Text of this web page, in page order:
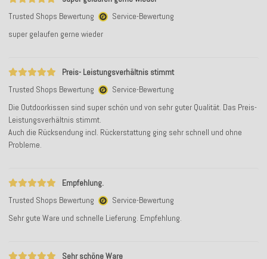
Trusted Shops Bewertung
Service-Bewertung
super gelaufen gerne wieder
Preis- Leistungsverhältnis stimmt
Trusted Shops Bewertung
Service-Bewertung
Die Outdoorkissen sind super schön und von sehr guter Qualität. Das Preis-
Leistungsverhältnis stimmt.
Auch die Rücksendung incl. Rückerstattung ging sehr schnell und ohne
Probleme.
Empfehlung.
Trusted Shops Bewertung
Service-Bewertung
Sehr gute Ware und schnelle Lieferung. Empfehlung.
Sehr schöne Ware